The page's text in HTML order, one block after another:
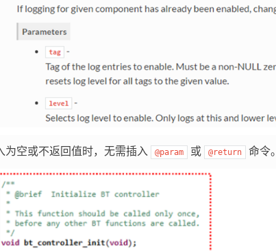
为空或不返回值时，无需插入 @param 或 @return 命令。